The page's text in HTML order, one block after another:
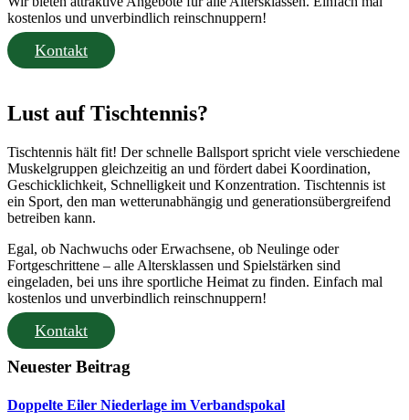
kostenlos und unverbindlich reinschnuppern!
Kontakt
Lust auf Tischtennis?
Tischtennis hält fit! Der schnelle Ballsport spricht viele verschiedene
Muskelgruppen gleichzeitig an und fördert dabei Koordination,
Geschicklichkeit, Schnelligkeit und Konzentration. Tischtennis ist
ein Sport, den man wetterunabhängig und generationsübergreifend
betreiben kann.
Egal, ob Nachwuchs oder Erwachsene, ob Neulinge oder
Fortgeschrittene – alle Altersklassen und Spielstärken sind
eingeladen, bei uns ihre sportliche Heimat zu finden. Einfach mal
kostenlos und unverbindlich reinschnuppern!
Kontakt
Neuester Beitrag
Doppelte Eiler Niederlage im Verbandspokal